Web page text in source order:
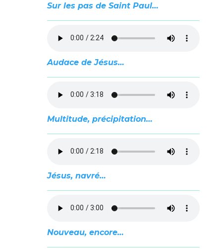
Sur les pas de Saint Paul…
Audace de Jésus…
Multitude, précipitation…
Jésus, navré…
Nouveau, encore…